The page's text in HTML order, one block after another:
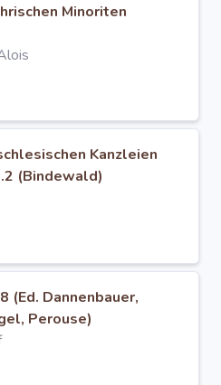
Minoriten
Kanzleien
(Bindewald)
(Ed. Dannenbauer,
Perouse)